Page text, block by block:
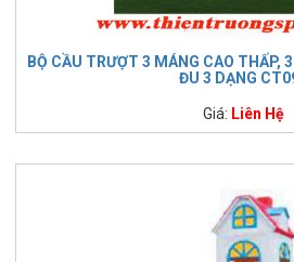
BỘ CẦU TRƯỢT 3 MÁNG CAO THẤP,
ĐU 3 DẠNG
Giá: Liên Hệ